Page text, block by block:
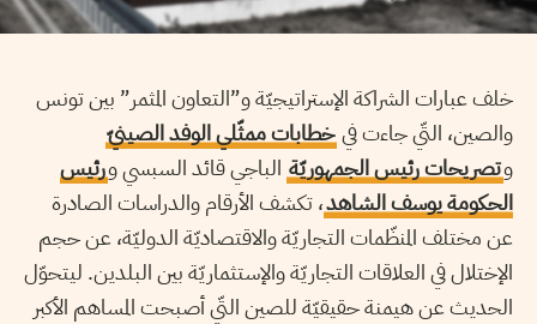
خلف عبارات الشراكة الإستراتيجيّة و”التعاون المثمر” بين تونس
والصين، التّي جاءت في خطابات ممثّلي الوفد الصينيّ
وتصريحات رئيس الجمهوريّة الباجي قائد السبسي ورئيس
الحكومة يوسف الشاهد، تكشف الأرقام والدراسات الصادرة
عن مختلف المنظّمات التجاريّة والاقتصاديّة الدوليّة، عن حجم
الإختلال في العلاقات التجاريّة والإستثماريّة بين البلدين. ليتحوّل
الحديث عن هيمنة حقيقيّة للصين التّي أصبحت المساهم الأكبر